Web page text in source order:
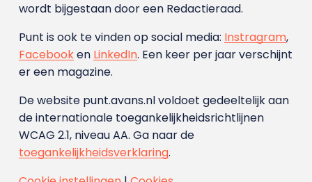
wordt bijgestaan door een Redactieraad.
Punt is ook te vinden op social media: Instragram,
Facebooken LinkedIn. Een keer per jaar verschijnt
er een magazine.
De website punt.avans.nl voldoet gedeeltelijk aan
de internationale toegankelijkheidsrichtlijnen
WCAG 2.1, niveau AA. Ga naar de
toegankelijkheidsverklaring.